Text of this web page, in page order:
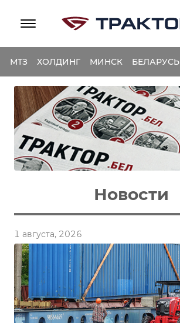
МТЗ ХОЛДИНГ МИНСК БЕЛАРУСЬ
Новости
1 августа, 2026